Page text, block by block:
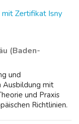
Zertifikat Isny
(Baden-
und
Ausbildung mit
und Praxis
Richtlinien.